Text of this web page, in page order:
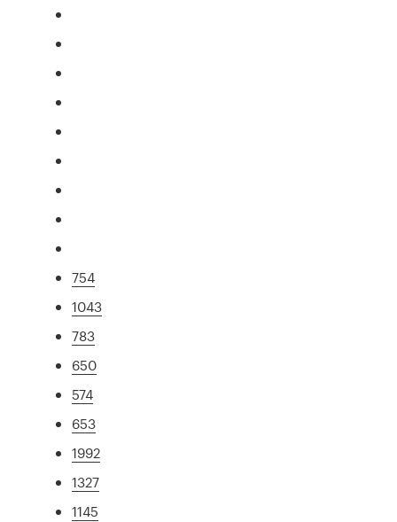
754
1043
783
650
574
653
1992
1327
1145